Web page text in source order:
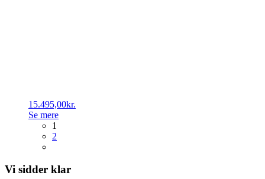
15.495,00kr.
Se mere
1
2
Vi sidder klar